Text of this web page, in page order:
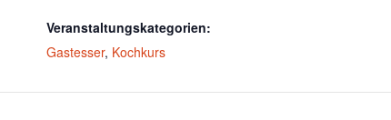
Veranstaltungskategorien:
Gastesser, Kochkurs